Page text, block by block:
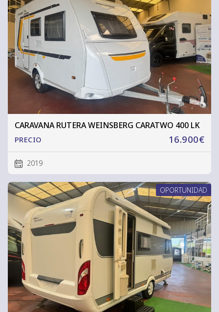
CARAVANA RUTERA WEINSBERG CARATWO 400 LK
16.900€
PRECIO
2019
OPORTUNIDAD